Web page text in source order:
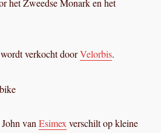
het Zweedse Monark en het
verkocht doorVelorbis.
John vanEsimex verschilt op kleine